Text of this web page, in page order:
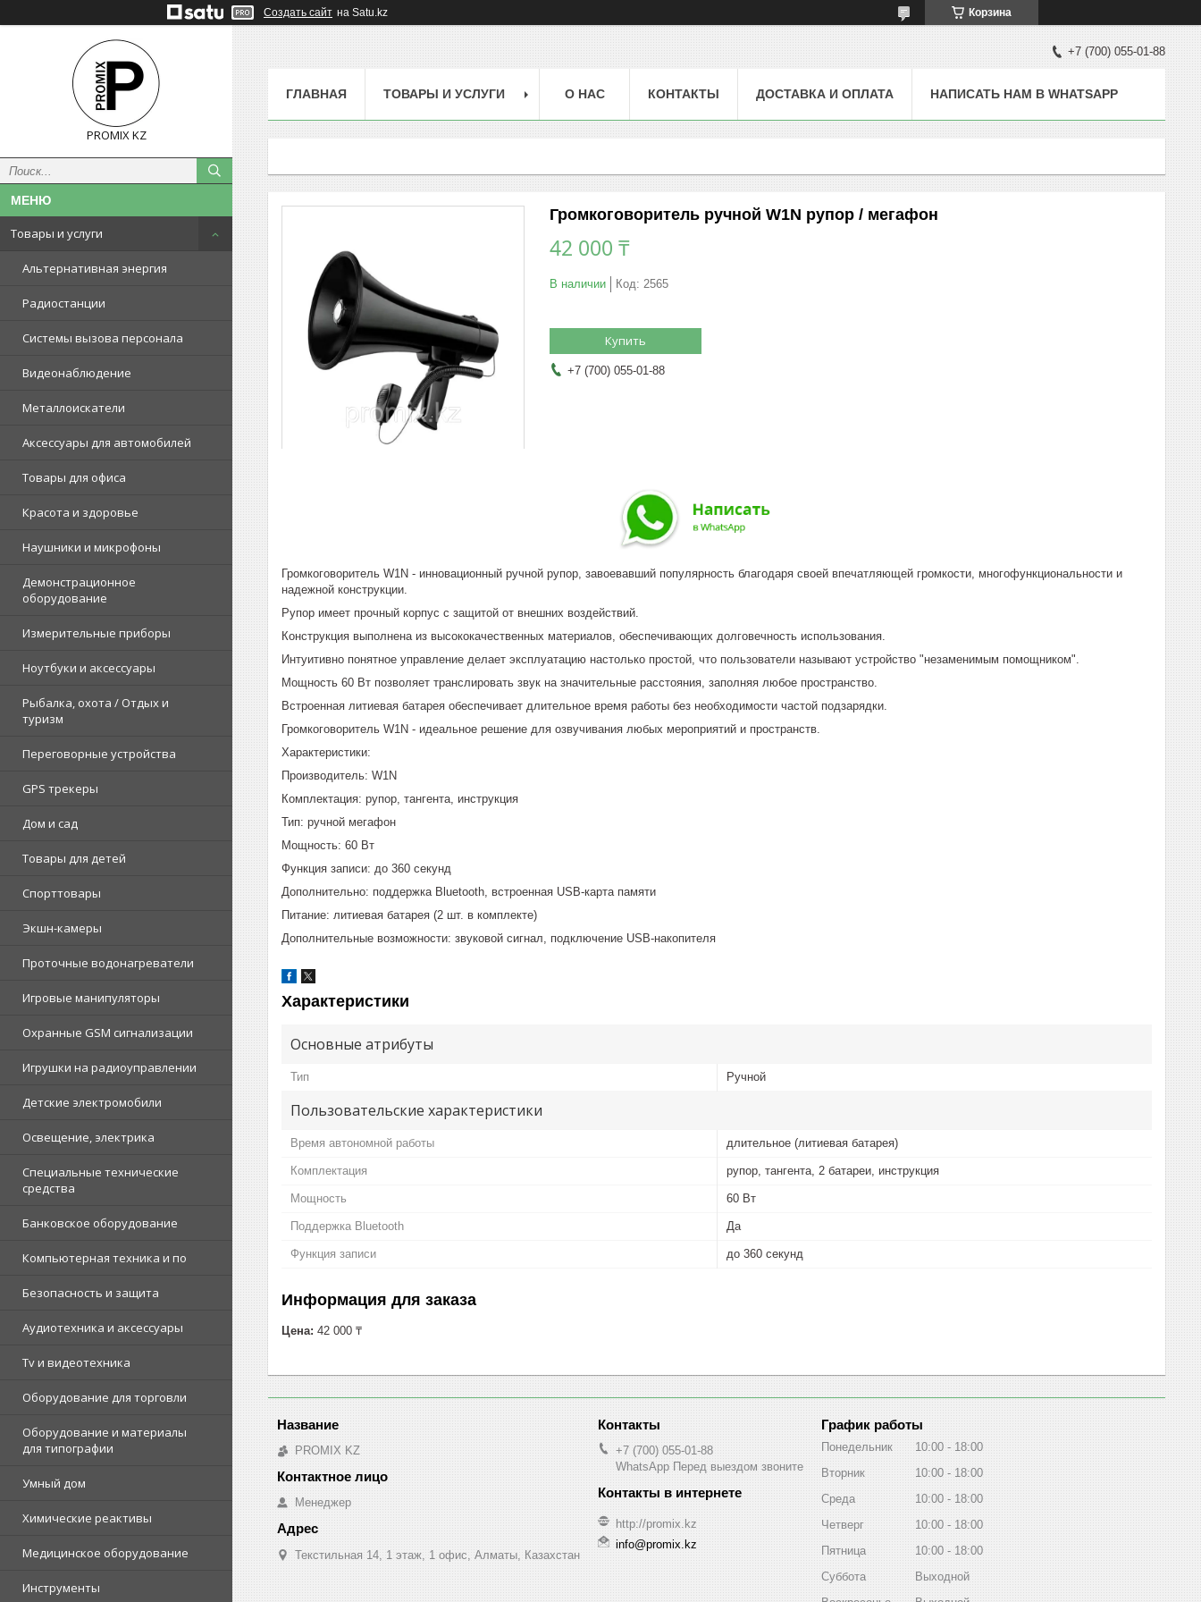
Создать сайт на Satu.kz Корзина
PROMIX KZ
Товары и услуги
Альтернативная энергия
Радиостанции
Системы вызова персонала
Видеонаблюдение
Металлоискатели
Аксессуары для автомобилей
Товары для офиса
Красота и здоровье
Наушники и микрофоны
Демонстрационное
оборудование
Измерительные приборы
Ноутбуки и аксессуары
Рыбалка, охота / Отдых и
туризм
Переговорные устройства
GPS трекеры
Дом и сад
Товары для детей
Спорттовары
Экшн-камеры
Проточные водонагреватели
Игровые манипуляторы
Охранные GSM сигнализации
Игрушки на радиоуправлении
Детские электромобили
Освещение, электрика
Специальные технические
средства
Банковское оборудование
Компьютерная техника и по
Безопасность и защита
Аудиотехника и аксессуары
Tv и видеотехника
Оборудование для торговли
Оборудование и материалы
для типографии
Умный дом
Химические реактивы
Медицинское оборудование
Инструменты
+7 (700) 055-01-88
ГЛАВНАЯ ТОВАРЫ И УСЛУГИ О НАС КОНТАКТЫ ДОСТАВКА И ОПЛАТА НАПИСАТЬ НАМ В WHATSAPP
Громкоговоритель ручной W1N рупор / мегафон
42 000 ₸
В наличии Код: 2565
Купить
+7 (700) 055-01-88
Громкоговоритель W1N - инновационный ручной рупор, завоевавший популярность благодаря своей впечатляющей громкости, многофункциональности и
надежной конструкции.
Рупор имеет прочный корпус с защитой от внешних воздействий.
Конструкция выполнена из высококачественных материалов, обеспечивающих долговечность использования.
Интуитивно понятное управление делает эксплуатацию настолько простой, что пользователи называют устройство "незаменимым помощником".
Мощность 60 Вт позволяет транслировать звук на значительные расстояния, заполняя любое пространство.
Встроенная литиевая батарея обеспечивает длительное время работы без необходимости частой подзарядки.
Громкоговоритель W1N - идеальное решение для озвучивания любых мероприятий и пространств.
Характеристики:
Производитель: W1N
Комплектация: рупор, тангента, инструкция
Тип: ручной мегафон
Мощность: 60 Вт
Функция записи: до 360 секунд
Дополнительно: поддержка Bluetooth, встроенная USB-карта памяти
Питание: литиевая батарея (2 шт. в комплекте)
Дополнительные возможности: звуковой сигнал, подключение USB-накопителя
Характеристики
Основные атрибуты
Тип Ручной
Пользовательские характеристики
Время автономной работы длительное (литиевая батарея)
Комплектация рупор, тангента, 2 батареи, инструкция
Мощность 60 Вт
Поддержка Bluetooth Да
Функция записи до 360 секунд
Информация для заказа
Цена: 42 000 ₸
PROMIX KZ
Менеджер
Текстильная 14, 1 этаж, 1 офис, Алматы, Казахстан
+7 (700) 055-01-88
WhatsApp Перед выездом звоните
http://promix.kz
info@promix.kz
График работы
Понедельник 10:00
18:00
Вторник
10:00
18:00
Среда
10:00
18:00
Четверг
10:00
18:00
Пятница
10:00
18:00
Суббота
Выходной